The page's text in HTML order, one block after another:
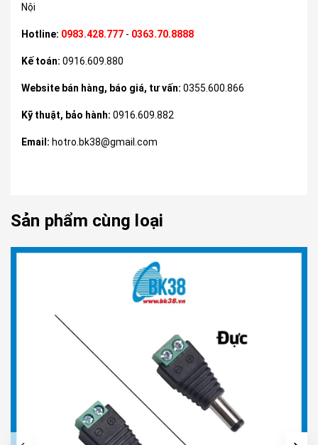
Nội
Hotline: 0983.428.777 - 0363.70.8888
Kế toán: 0916.609.880
Website bán hàng, báo giá, tư vấn: 0355.600.866
Kỹ thuật, bảo hành: 0916.609.882
Email: hotro.bk38@gmail.com
Sản phẩm cùng loại